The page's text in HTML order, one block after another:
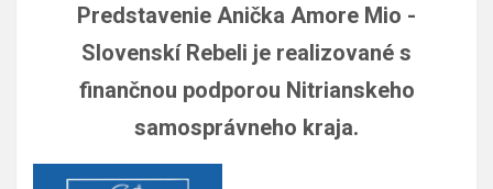
Predstavenie Anička Amore Mio -
Slovenskí Rebeli je realizované s
finančnou podporou Nitrianskeho
samosprávneho kraja.